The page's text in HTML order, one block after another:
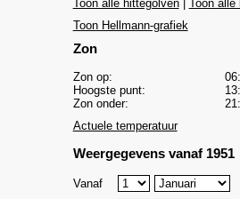
Toon alle hittegolven| Toon alle
Toon Hellmann-grafiek
Zon
Zon op:
Hoogste punt:
Zon onder:
Actuele temperatuur
Weergegevens vanaf 1951
Vanaf